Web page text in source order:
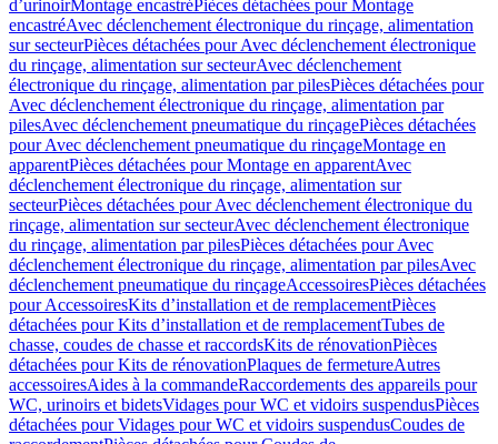
dʼurinoirMontage encastréPièces détachées pour Montage
encastréAvec déclenchement électronique du rinçage, alimentation
sur secteurPièces détachées pour Avec déclenchement électronique
du rinçage, alimentation sur secteurAvec déclenchement
électronique du rinçage, alimentation par pilesPièces détachées pour
Avec déclenchement électronique du rinçage, alimentation par
pilesAvec déclenchement pneumatique du rinçagePièces détachées
pour Avec déclenchement pneumatique du rinçageMontage en
apparentPièces détachées pour Montage en apparentAvec
déclenchement électronique du rinçage, alimentation sur
secteurPièces détachées pour Avec déclenchement électronique du
rinçage, alimentation sur secteurAvec déclenchement électronique
du rinçage, alimentation par pilesPièces détachées pour Avec
déclenchement électronique du rinçage, alimentation par pilesAvec
déclenchement pneumatique du rinçageAccessoiresPièces détachées
pour AccessoiresKits d’installation et de remplacementPièces
détachées pour Kits d’installation et de remplacementTubes de
chasse, coudes de chasse et raccordsKits de rénovationPièces
détachées pour Kits de rénovationPlaques de fermetureAutres
accessoiresAides à la commandeRaccordements des appareils pour
WC, urinoirs et bidetsVidages pour WC et vidoirs suspendusPièces
détachées pour Vidages pour WC et vidoirs suspendusCoudes de